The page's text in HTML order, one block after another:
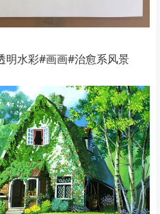
明水彩#画画#治愈系风景